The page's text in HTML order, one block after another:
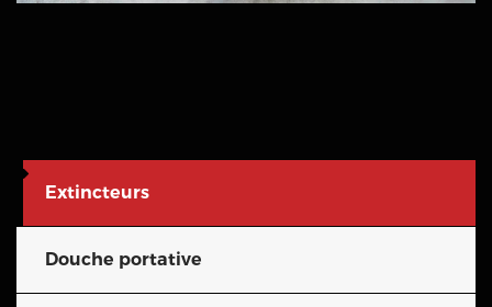
Extincteurs
Douche portative